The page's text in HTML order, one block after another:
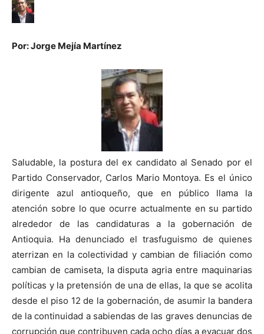
Por: Jorge Mejía Martínez
Saludable, la postura del ex candidato al Senado por el
Partido Conservador, Carlos Mario Montoya. Es el único
dirigente azul antioqueño, que en público llama la
atención sobre lo que ocurre actualmente en su partido
alrededor de las candidaturas a la gobernación de
Antioquia. Ha denunciado el trasfuguismo de quienes
aterrizan en la colectividad y cambian de filiación como
cambian de camiseta, la disputa agria entre maquinarias
políticas y la pretensión de una de ellas, la que se acolita
desde el piso 12 de la gobernación, de asumir la bandera
de la continuidad a sabiendas de las graves denuncias de
corrupción que contribuyen cada ocho días a evacuar dos